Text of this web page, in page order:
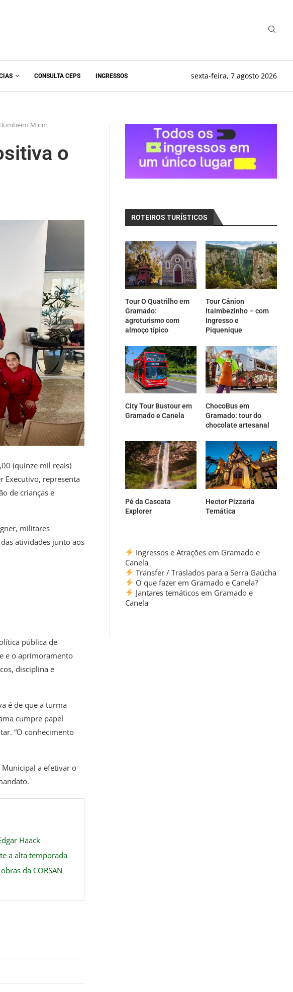
CONSULTA CEPS INGRESSOS sexta-feira, 7 agosto 2026
Mirim
o
(quinze mil reais)
Executivo, representa
de crianças e
militares
atividades junto aos
pública de
e o aprimoramento
disciplina e
é de que a turma
cumpre papel
“O conhecimento
a efetivar o
Haack
a alta temporada
da CORSAN
ROTEIROS TURÍSTICOS
Tour O Quatrilho em
Gramado:
agroturismo com
almoço típico
Tour Cânion
Itaimbezinho – com
Ingresso e
Piquenique
City Tour Bustour em
Gramado e Canela
ChocoBus em
Gramado: tour do
chocolate artesanal
Pé da Cascata
Explorer
Hector Pizzaria
Temática
Ingressos e Atrações em Gramado e
Canela
Transfer / Traslados para a Serra Gaúcha
O que fazer em Gramado e Canela?
Jantares temáticos em Gramado e
Canela